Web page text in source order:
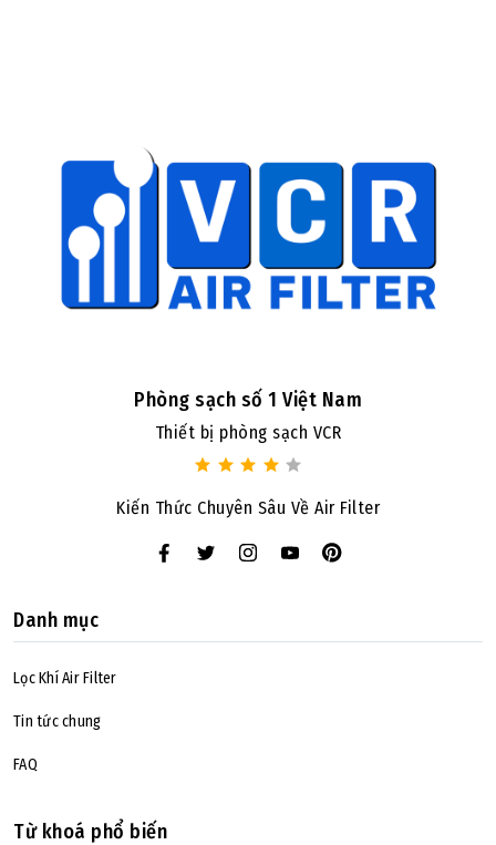
Phòng sạch số 1 Việt Nam
Thiết bị phòng sạch VCR
Kiến Thức Chuyên Sâu Về Air Filter
Danh mục
Lọc Khí Air Filter
Tin tức chung
FAQ
Từ khoá phổ biến